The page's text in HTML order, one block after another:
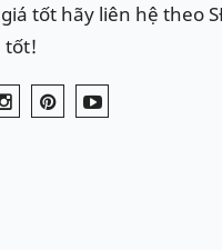
tốt hãy liên hệ theo
tốt!